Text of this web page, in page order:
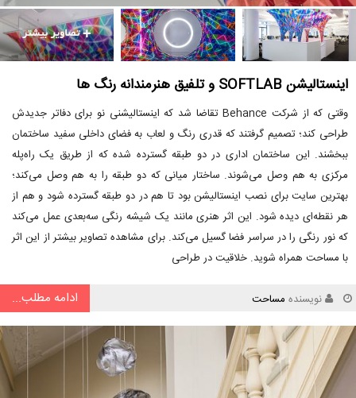
اینستالیشن SOFTLAB و تلفیق هنرمندانه رنگ ها
وقتی که از شرکت Behance تقاضا شد که اینستالیشنی نو برای دفاتر جدیدش
طراحی کند؛ تصمیم گرفتند که قدری رنگ و لعاب به فضای داخلی سفید ساختمان
ببخشند. این ساختمان اداری در دو طبقه گسترده شده که از طریق یک راه‌پله
مرکزی به هم وصل می‌شوند. ساختار میانی که دو طبقه را به هم وصل می‌کند؛
بهترین سایت برای نصب اینستالیشن بود تا هم در دو طبقه گسترده شود و هم از
هر نقطه‌ای دیده شود. این اثر هنری مانند یک شیشه رنگی سه‌بعدی عمل می‌کند
که نور رنگی را در سراسر فضا گسیل می‌کند. برای مشاهده تصاویر بیشتر از این اثر
با مساحت همراه شوید. خلاقیت در طراحی
نویسنده مساحت ادامه مطلب...